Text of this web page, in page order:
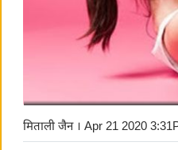
मिताली जैन। Apr 21 2020